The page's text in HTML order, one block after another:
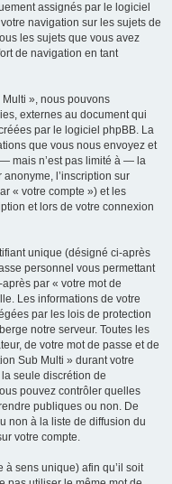
assignés par le logiciel
navigation sur les sujets de
les sujets que vous avez
de navigation en tant
», nous pouvons
externes au document qui
par le logiciel phpBB. La
que vous nous envoyez et
mais n’est pas limité à — la
l’inscription sur
« votre compte ») et les
et lors de votre connexion
unique (désigné ci-après
personnel vous permettant
par « votre mot de
Les informations de votre
par les lois de protection
notre serveur. Toutes les
de votre mot de passe et de
Sub Multi » durant votre
seule discrétion de
pouvez contrôler quelles
publiques ou non. De
non à la liste de diffusion du
votre compte.
à sens unique) afin qu’il soit